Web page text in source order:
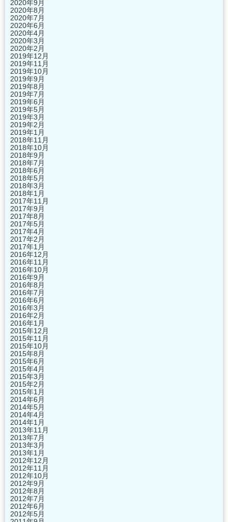
2020年9月
2020年8月
2020年7月
2020年6月
2020年4月
2020年3月
2020年2月
2019年12月
2019年11月
2019年10月
2019年9月
2019年8月
2019年7月
2019年6月
2019年5月
2019年3月
2019年2月
2019年1月
2018年11月
2018年10月
2018年9月
2018年7月
2018年6月
2018年5月
2018年3月
2018年1月
2017年11月
2017年9月
2017年8月
2017年5月
2017年4月
2017年2月
2017年1月
2016年12月
2016年11月
2016年10月
2016年9月
2016年8月
2016年7月
2016年6月
2016年3月
2016年2月
2016年1月
2015年12月
2015年11月
2015年10月
2015年8月
2015年6月
2015年4月
2015年3月
2015年2月
2015年1月
2014年6月
2014年5月
2014年4月
2014年1月
2013年11月
2013年7月
2013年3月
2013年1月
2012年12月
2012年11月
2012年10月
2012年9月
2012年8月
2012年7月
2012年6月
2012年5月